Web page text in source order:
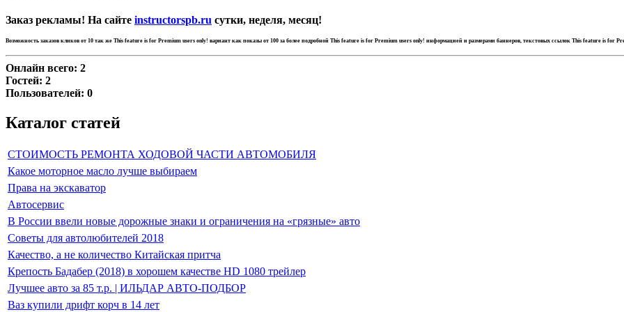
Заказ рекламы! На сайте instructorspb.ru сутки, неделя, месяц!
Возможность заказов кликов от 10 так же This feature is for Premium users only! вариант как показы от 100 за более подробной This feature is for Premium users only! информацией и размерами баннеров, текстовых ссылок This feature is for
Онлайн всего: 2
Гостей: 2
Пользователей: 0
Каталог статей
СТОИМОСТЬ РЕМОНТА ХОДОВОЙ ЧАСТИ АВТОМОБИЛЯ
Какое моторное масло лучше выбираем
Права на экскаватор
Автосервис
В России ввели новые дорожные знаки и ограничения на «грязные» авто
Советы для автолюбителей 2018
Качество, а не количество Китайская притча
Крепость Бадабер (2018) в хорошем качестве HD 1080 трейлер
Лучшее авто за 85 т.р. | ИЛЬДАР АВТО-ПОДБОР
Ваз купили дрифт корч в 14 лет